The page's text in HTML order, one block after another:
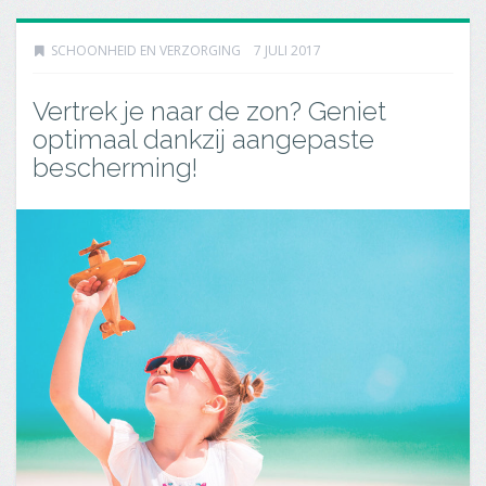
SCHOONHEID EN VERZORGING 7 JULI 2017
Vertrek je naar de zon? Geniet
optimaal dankzij aangepaste
bescherming!